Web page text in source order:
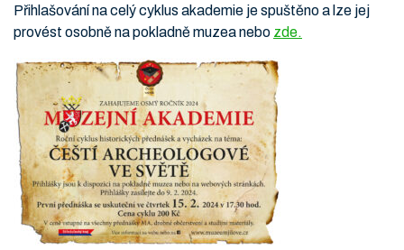
Přihlašování na celý cyklus akademie je spuštěno a lze jej
provést osobně na pokladně muzea nebo zde.